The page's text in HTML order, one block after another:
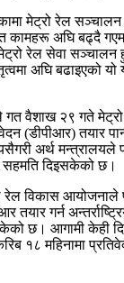
मेट्रो रेल सञ्चालन
अघि बढ्दै
रेल सेवा
अघि बढाइएको
गत वैशाख २९ गते
(डीपीआर) तयार
अर्थ मन्त्रालयले
सहमति दिइसकेको छ।
रेल विकास आयोजनाले
तयार गर्न
छ। आगामी केही
१८ महिनामा